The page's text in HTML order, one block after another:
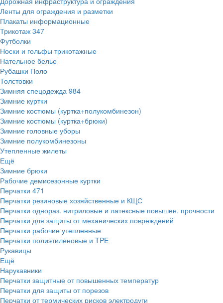
Ленты для ограждения и разметки
Плакаты информационные
Трикотаж 347
Футболки
Носки и гольфы трикотажные
Нательное белье
Рубашки Поло
Толстовки
Зимняя спецодежда 984
Зимние куртки
Зимние костюмы (куртка+полукомбинезон)
Зимние костюмы (куртка+брюки)
Зимние головные уборы
Зимние полукомбинезоны
Утепленные жилеты
Ещё
Зимние брюки
Рабочие демисезонные куртки
Перчатки 471
Перчатки резиновые хозяйственные и КЩС
Перчатки однораз. нитриловые и латексные повышен. прочности
Перчатки для защиты от механических повреждений
Перчатки рабочие утепленные
Перчатки полиэтиленовые и TPE
Рукавицы
Ещё
Нарукавники
Перчатки защитные от повышенных температур
Перчатки для защиты от порезов
Перчатки от термических рисков электродуги